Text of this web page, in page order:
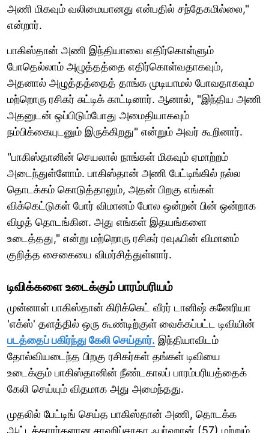
அணி மிகவும் வலிமையானது என்பதில் சந்தேகமில்லை,"
என்றார்.
பாகிஸ்தான் அணி இந்தியாவை எதிர்கொள்ளும்
போதெல்லாம் அழுத்தத்தை எதிர்கொள்வதாகவும்,
அதனால் அழுத்தத்தைத் தாங்க முடியாமல் போவதாகவும்
மற்றொரு ரசிகர் சுட்டிக் காட்டினார். ஆனால், "இந்திய அணி
அதனுடன் ஒப்பிடும்போது அமைதியாகவும்
நம்பிக்கையுடனும் இருக்கிறது" என்றும் அவர் கூறினார்.
"பாகிஸ்தானின் செயலால் நாங்கள் மிகவும் ஏமாற்றம்
அடைந்துள்ளோம். பாகிஸ்தான் அணி பேட்டிங்கில் நல்ல
தொடக்கம் கொடுத்தாலும், அதன் பிறகு எங்கள்
விக்கெட்டுகள் போர் விமானம் போல ஒன்றன் பின் ஒன்றாக
விழத் தொடங்கின. அது எங்கள் இதயங்களை
உடைத்தது," என்று மற்றொரு ரசிகர் ரவுஃபின் விமானம்
குறித்த சைகையை விமர்சித்துள்ளார்.
டிவிக்களை உடைக்கும் பாரம்பரியம்
முன்னாள் பாகிஸ்தான் கிரிக்கெட் வீரர் டானிஷ் கனேரியா
'எக்ஸ்' தளத்தில் ஒரு கூண்டிற்குள் வைக்கப்பட்ட டிவியின்
படத்தைப் பகிர்ந்து கேலி செய்தார். இந்தியாவிடம்
தோல்வியடைந்த பிறகு ரசிகர்கள் தங்கள் டிவியை
உடைக்கும் பாகிஸ்தானின் நீண்டகாலப் பாரம்பரியத்தைக்
கேலி செய்யும் விதமாக அது அமைந்தது.
முதலில் பேட்டிங் செய்த பாகிஸ்தான் அணி, தொடக்க
ஆட்டக்காரர்களான சாஹிப்சாதா ஃபர்ஹான் (57) மற்றும்